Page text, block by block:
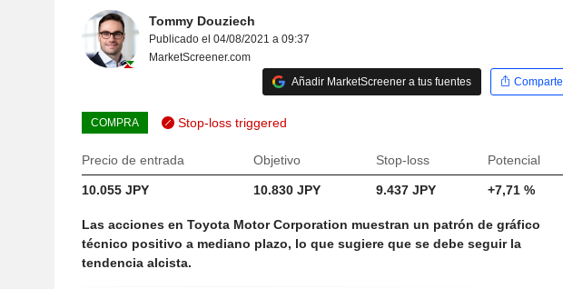
Tommy Douziech
Publicado el 04/08/2021 a 09:37
MarketScreener.com
Añadir MarketScreener a tus fuentes
Comparte
COMPRA Stop-loss triggered
Precio de entrada Objetivo Stop-loss Potencial
10.055 JPY 10.830 JPY 9.437 JPY +7,71 %
Las acciones en Toyota Motor Corporation muestran un patrón de gráfico
técnico positivo a mediano plazo, lo que sugiere que se debe seguir la
tendencia alcista.